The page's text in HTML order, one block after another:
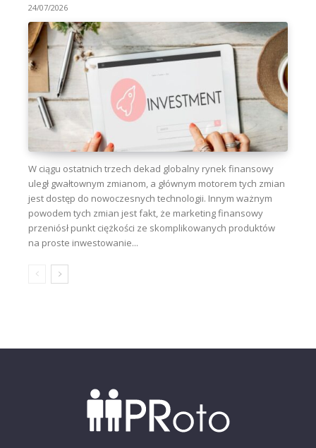
24/07/2026
W ciągu ostatnich trzech dekad globalny rynek finansowy
uległ gwałtownym zmianom, a głównym motorem tych zmian
jest dostęp do nowoczesnych technologii. Innym ważnym
powodem tych zmian jest fakt, że marketing finansowy
przeniósł punkt ciężkości ze skomplikowanych produktów
na proste inwestowanie...